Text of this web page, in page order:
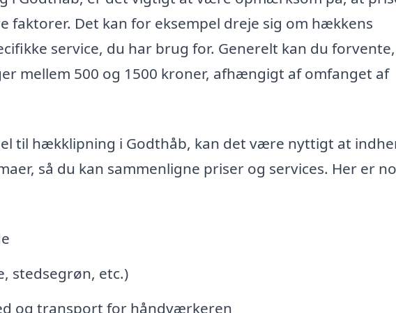
faktorer. Det kan for eksempel dreje sig om hækkens
service, du har brug for. Generelt kan du
mellem 500 og 1500 kroner, afhængigt af omfanget af
til hækklipning i Godthåb, kan det være nyttigt at
så du kan sammenligne priser og services. Her er
stedsegrøn, etc.)
og transport for håndværkeren